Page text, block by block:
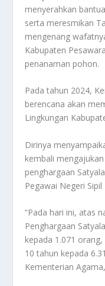
menyerahkan
serta meresmikan
mengenang
Kabupaten
penanaman pohon.
Pada tahun 2024,
berencana akan
Lingkungan
Dirinya
kembali
penghargaan
Pegawai Negeri
“Pada hari ini, atas
Penghargaan
kepada 1.071
10 tahun kepada
Kementerian